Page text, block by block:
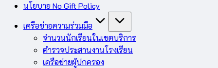
นโยบาย No Gift Policy
เครือข่ายความร่วมมือ
จำนวนนักเรียนในเขตบริการ
ตำรวจประสานงานโรงเรียน
เครือข่ายผู้ปกครอง